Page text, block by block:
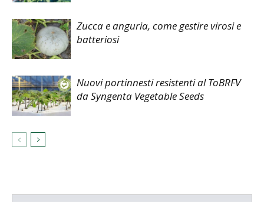
Zucca e anguria, come gestire virosi e
batteriosi
Nuovi portinnesti resistenti al ToBRFV
da Syngenta Vegetable Seeds